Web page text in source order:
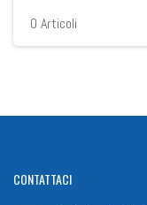
0 Articoli
CONTATTACI